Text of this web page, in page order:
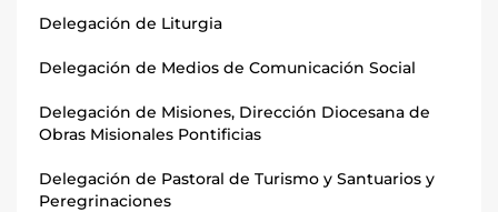
Delegación de Liturgia
Delegación de Medios de Comunicación Social
Delegación de Misiones, Dirección Diocesana de
Obras Misionales Pontificias
Delegación de Pastoral de Turismo y Santuarios y
Peregrinaciones